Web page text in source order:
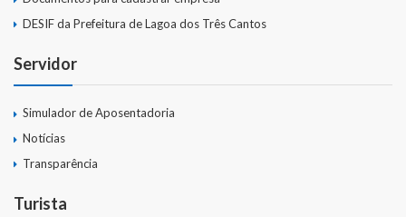
DESIF da Prefeitura de Lagoa dos Três Cantos
Servidor
Simulador de Aposentadoria
Notícias
Transparência
Turista